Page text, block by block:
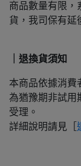
商品數量有限，
貨，我司保有延
｜退換貨須知
本商品依據消費
為猶豫期非試用
受理。
詳細說明請見［